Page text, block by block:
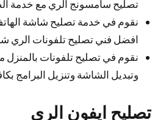
تصليح سامسونج الري مع خدمة
نقوم في خدمة تصليح شاشة
افضل فني تصليح تلفونات الري
نقوم في تصليح تلفونات
وتبديل الشاشة وتنزيل البرامج
تصليح ايفون الري